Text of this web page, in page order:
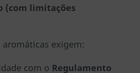
(com limitações
aromáticas exigem:
com o Regulamento